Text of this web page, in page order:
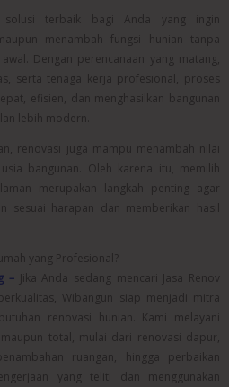
solusi terbaik bagi Anda yang ingin
menambah fungsi hunian tanpa
Dengan perencanaan yang matang,
serta tenaga kerja profesional, proses
efisien, dan menghasilkan bangunan
lebih modern.
renovasi juga mampu menambah nilai
bangunan. Oleh karena itu, memilih
merupakan langkah penting agar
sesuai harapan dan memberikan hasil
yang Profesional?
–
Jika Anda sedang mencari Jasa Renov
Wibangun siap menjadi mitra
renovasi hunian. Kami melayani
total, mulai dari renovasi dapur,
ruangan, hingga perbaikan
yang teliti dan menggunakan